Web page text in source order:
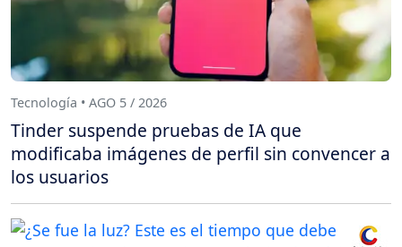
Tecnología • AGO 5 / 2026
Tinder suspende pruebas de IA que
modificaba imágenes de perfil sin convencer a
los usuarios